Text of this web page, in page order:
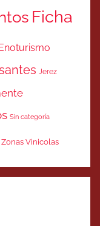
Ficha
Jerez
Sin categoría
Zonas Vinicolas